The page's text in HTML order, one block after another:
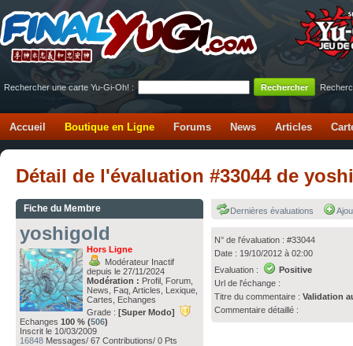
Rechercher une carte Yu-Gi-Oh! :
Accueil Boutique en Ligne Forums News Articles
Détail de l'évaluation #33044 de
Fiche du Membre
yoshigold
Hors Ligne
Modérateur Inactif
depuis le 27/11/2024
Modération : Profil, Forum,
News, Faq, Articles, Lexique,
Cartes, Echanges
Grade : [Super Modo]
Echanges 100 % (506)
Inscrit le 10/03/2009
16848 Messages/ 67 Contributions/ 0 Pts
Dernières évaluations
N° de l'évaluation : #33044
Date : 19/10/2012 à 02:00
Evaluation :
Positive
Url de l'échange :
Titre du commentaire :Validation
Commentaire détaillé :